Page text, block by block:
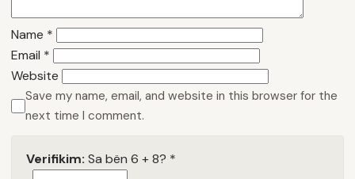
Name *
Email *
Website
Save my name, email, and website in this browser for the
next time I comment.
Verifikim: Sa bën 6 + 8? *